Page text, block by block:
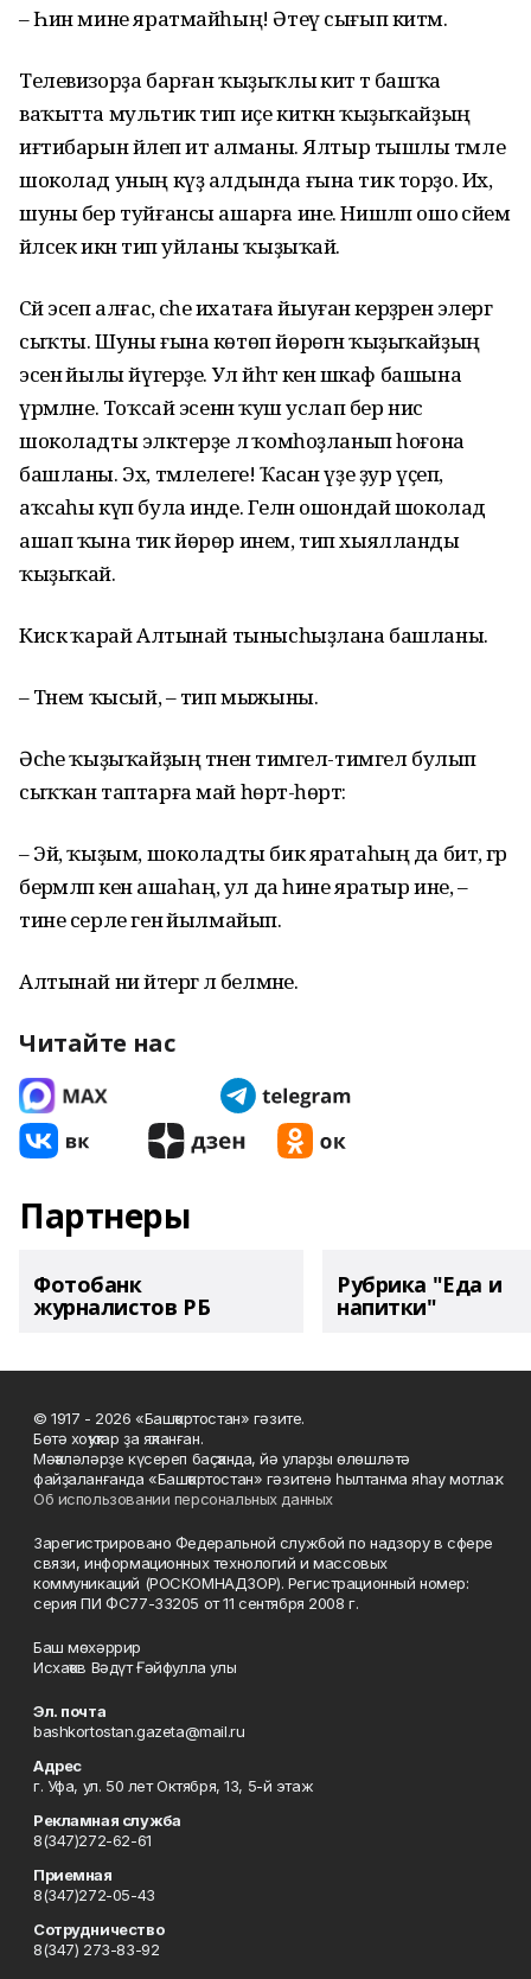
– Һин мине яратмайһың! Әтеү сығып китәм.
Телевизорҙа барған ҡыҙыҡлы әкиәт тә башҡа
ваҡытта мультик тип иҫе киткән ҡыҙыҡайҙың
иғтибарын йәлеп итә алманы. Ялтыр тышлы тәмле
шоколад уның күҙ алдында ғына тик торҙо. Их,
шуны бер туйғансы ашарға ине. Нишләп ошо әсәйем
йәлсек икән тип уйланы ҡыҙыҡай.
Сәй эсеп алғас, әсәһе ихатаға йыуған керҙәрен элергә
сыҡты. Шуны ғына көтөп йөрөгән ҡыҙыҡайҙың
эсенә йылы йүгерҙе. Ул йәһәт кенә шкаф башына
үрмәләне. Тоҡсай эсенән ҡуш услап бер нисә
шоколадты эләктерҙе лә ҡомһоҙланып һоғона
башланы. Эх, тәмлелеге! Ҡасан үҙе ҙур үҫеп,
аҡсаһы күп була инде. Гелән ошондай шоколад
ашап ҡына тик йөрөр инем, тип хыялланды
ҡыҙыҡай.
Кискә ҡарай Алтынай тынысһыҙлана башланы.
– Тәнем ҡысый, – тип мыжыны.
Әсәһе ҡыҙыҡайҙың тәненә тимгел-тимгел булып
сыҡҡан таптарға май һөртә-һөртә:
– Эй, ҡыҙым, шоколадты бик яратаһың да бит, әгәр
берәмләп кенә ашаһаң, ул да һине яратыр ине, –
тине серле генә йылмайып.
Алтынай ни әйтергә лә белмәне.
Читайте нас
Партнеры
Фотобанк
журналистов РБ
Рубрика "Еда и
напитки"
© 1917 - 2026 «Башҡортостан» гәзите.
Бөтә хоҡуҡтар ҙа яҡланған.
Мәҡәләләрҙе күсереп баҫҡанда, йә уларҙы өлөшләтә
файҙаланғанда «Башҡортостан» гәзитенә һылтанма яһау мотлаҡ.
Об использовании персональных данных
Зарегистрировано Федеральной службой по надзору в сфере
связи, информационных технологий и массовых
коммуникаций (РОСКОМНАДЗОР). Регистрационный номер:
серия ПИ ФС77-33205 от 11 сентября 2008 г.
Баш мөхәррир
Исхаҡов Вәдүт Ғәйфулла улы
Эл. почта
bashkortostan.gazeta@mail.ru
Адрес
г. Уфа, ул. 50 лет Октября, 13, 5-й этаж
Рекламная служба
8(347)272-62-61
Приемная
8(347)272-05-43
Сотрудничество
8(347) 273-83-92